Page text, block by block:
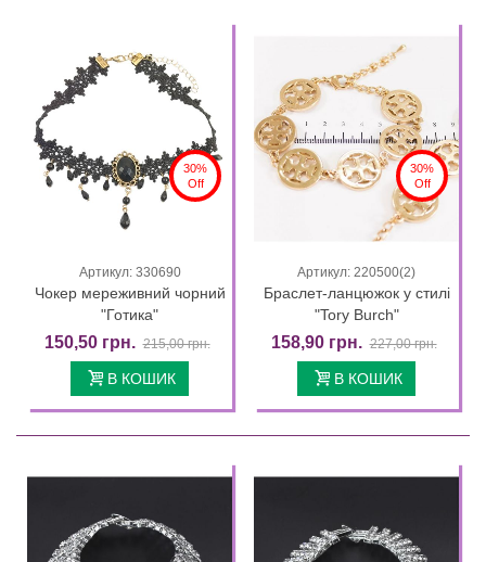
30%
Off
Артикул: 330690
Чокер мереживний чорний
"Готика"
150,50 грн. 215,00 грн.
В КОШИК
30%
Off
Артикул: 220500(2)
Браслет-ланцюжок у стилі
"Tory Burch"
158,90 грн. 227,00 грн.
В КОШИК